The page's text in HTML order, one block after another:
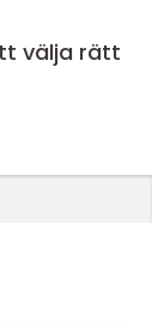
välja rätt